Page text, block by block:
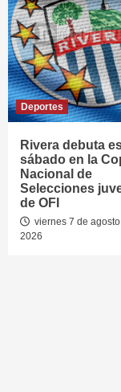
Deportes
Rivera debuta
sábado en la
Nacional de
Selecciones
de OFI
viernes 7 de
2026